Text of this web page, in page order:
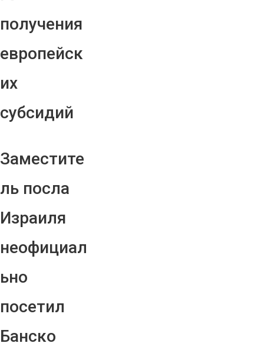
получения
европейск
их
субсидий
Заместите
ль посла
Израиля
неофициал
ьно
посетил
Банско